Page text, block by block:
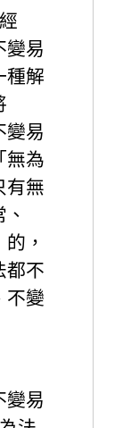
變易
種解
變易
無為
有無
，
都不
不變
變易